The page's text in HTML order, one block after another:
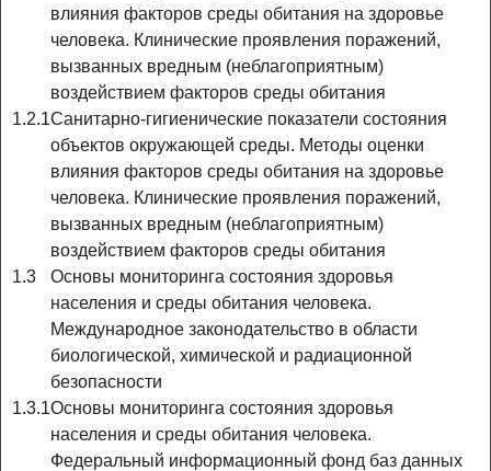
влияния факторов среды обитания на здоровье
человека. Клинические проявления поражений,
вызванных вредным (неблагоприятным)
воздействием факторов среды обитания
1.2.1Санитарно-гигиенические показатели состояния
объектов окружающей среды. Методы оценки
влияния факторов среды обитания на здоровье
человека. Клинические проявления поражений,
вызванных вредным (неблагоприятным)
воздействием факторов среды обитания
1.3
Основы мониторинга состояния здоровья
населения и среды обитания человека.
Международное законодательство в области
биологической, химической и радиационной
безопасности
1.3.1Основы мониторинга состояния здоровья
населения и среды обитания человека.
Федеральный информационный фонд баз данных